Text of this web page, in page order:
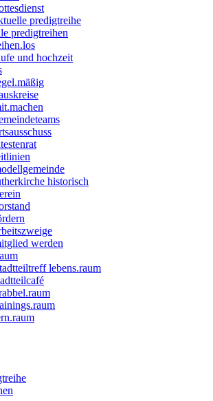
predigtreihe
predigtreihen
und hochzeit
historisch
werden
lebens.raum